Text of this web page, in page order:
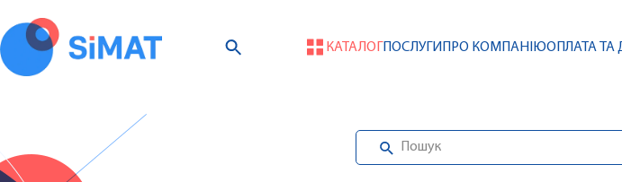
КАТАЛОГПОСЛУГИ ПРО КОМПАНІЮОПЛАТА ТА